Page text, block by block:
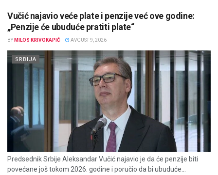
Vučić najavio veće plate i penzije već ove godine:
„Penzije će ubuduće pratiti plate“
BY MILOS KRIVOKAPIĆ AVGUST 9, 2026
SRBIJA
Predsednik Srbije Aleksandar Vučić najavio je da će penzije biti
povećane još tokom 2026. godine i poručio da bi ubuduće...